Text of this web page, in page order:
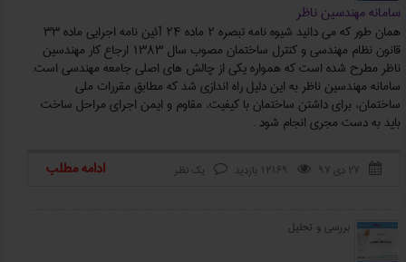
سامانه مهندسین ناظر
همان طور که می دانید شیوه نامه تبصره 2 ماده 24 آئین نامه اجرایی ماده 33
قانون نظام مهندسی و کنترل ساختمان مصوب سال 1383 ارجاع کار مهندسین
ناظر مطرح شده است که همواره یکی از چالش های اصلی جامعه مهندسی است.
سامانه مهندسین ناظر به این دلیل راه اندازی شد که مطابق مقررات ملی
ساختمان، برای داشتن ساختمان با کیفیت، مقاوم و ایمن اجرای مراحل ساخت
باید به دست مجری انجام شود .
 ۲۷ دی ۹۷  12169 بازدید  یک نظر ادامه مطلب
بررسی و تحلیل